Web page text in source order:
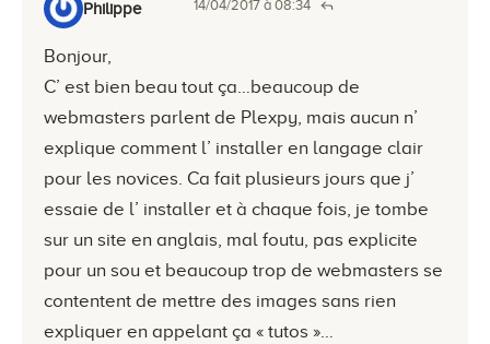
Philippe 14/04/2017 à 08:34
Bonjour,
C’ est bien beau tout ça…beaucoup de
webmasters parlent de Plexpy, mais aucun n’
explique comment l’ installer en langage clair
pour les novices. Ca fait plusieurs jours que j’
essaie de l’ installer et à chaque fois, je tombe
sur un site en anglais, mal foutu, pas explicite
pour un sou et beaucoup trop de webmasters se
contentent de mettre des images sans rien
expliquer en appelant ça « tutos »…